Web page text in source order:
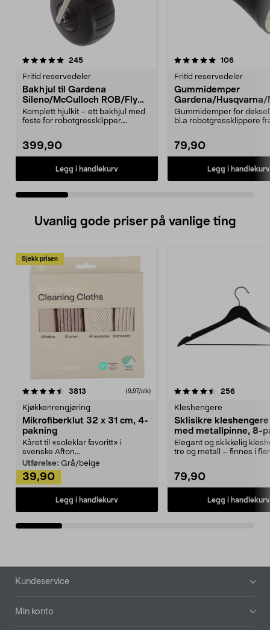
245anmeldelser
Fritid reservedeler
Bakhjul til Gardena
Sileno/McCulloch ROB/Flymo
Easilife
Komplett hjulkit – ett bakhjul med
feste for robotgressklipper.
399,90
Legg i handlekurv
5.0 av 5 stjerner 106
Fritid reservedeler
Gummidemper
Gardena/Husqvarna/
ch/Flymo
Gummidemper for
bl.a robotgressklippere
79,90
Legg i handlekurv
4.5 av 5 stjerner
Uvanlig gode priser på vanlige ting
Sjekk prisen
3813 anmeldelser(9,97/stk)
Kjøkkenrengjøring
Mikrofiberklut 32 x 31 cm, 4-
pakning
Kåret til «soleklar favoritt» i
svenske Afton...
Utførelse: Grå/beige
39,90
Legg i handlekurv
4.5av 5 stjerner 256
Kleshengere
Sklisikre
med metallpinne, 8-
Elegant og skikkelig
tre og metall – finnes i
79,90
Legg i handlekurv
4.5av 5 stjerner
Bunntekst
Kundeservice
Min konto